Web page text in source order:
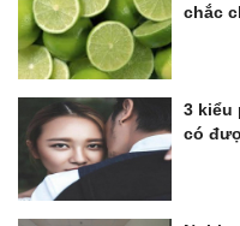
chắc
3 kiểu
có